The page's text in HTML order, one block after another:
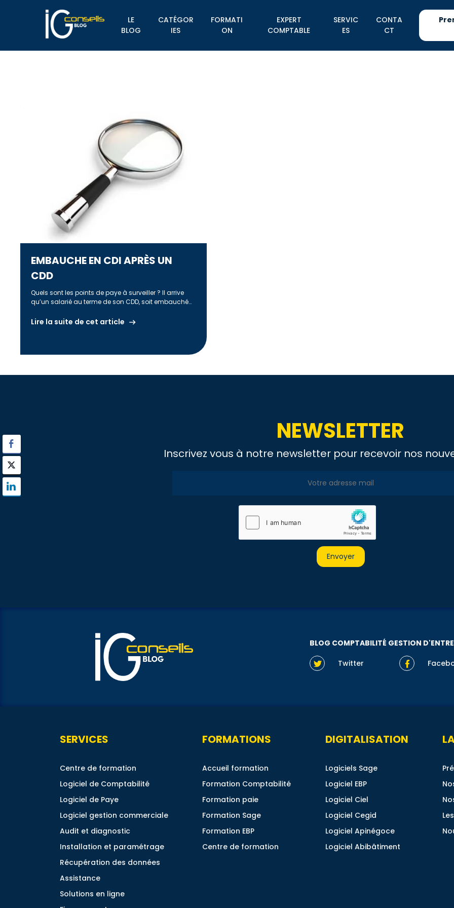
LE
BLOG
CATÉGOR
IES
FORMATI
ON
EXPERT
COMPTABLE
SERVIC
ES
CONTA
CT
EMBAUCHE EN CDI APRÈS UN
CDD
Quels sont les points de paye à surveiller ? Il arrive
qu’un salarié au terme de son CDD, soit embauché
Lire la suite de cet article
NEWSLETTER
Inscrivez vous à notre newsletter pour recevoir nos
BLOG COMPTABILITÉ GESTION
Twitter
SERVICES
Centre de formation
Logiciel de Comptabilité
Logiciel de Paye
Logiciel gestion commerciale
Audit et diagnostic
Installation et paramétrage
Récupération des données
Assistance
Solutions en ligne
FORMATIONS
Accueil formation
Formation Comptabilité
Formation paie
Formation Sage
Formation EBP
Centre de formation
DIGITALISATION
Logiciels Sage
Logiciel EBP
Logiciel Ciel
Logiciel Cegid
Logiciel Apinégoce
Logiciel Abibâtiment